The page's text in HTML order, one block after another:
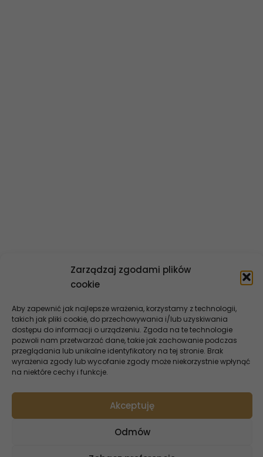
Zarządzaj zgodami plików
cookie
Aby zapewnić jak najlepsze wrażenia, korzystamy z technologii,
takich jak pliki cookie, do przechowywania i/lub uzyskiwania
dostępu do informacji o urządzeniu. Zgoda na te technologie
pozwoli nam przetwarzać dane, takie jak zachowanie podczas
przeglądania lub unikalne identyfikatory na tej stronie. Brak
wyrażenia zgody lub wycofanie zgody może niekorzystnie wpłynąć
na niektóre cechy i funkcje.
Akceptuję
Odmów
Oferta InoBanku